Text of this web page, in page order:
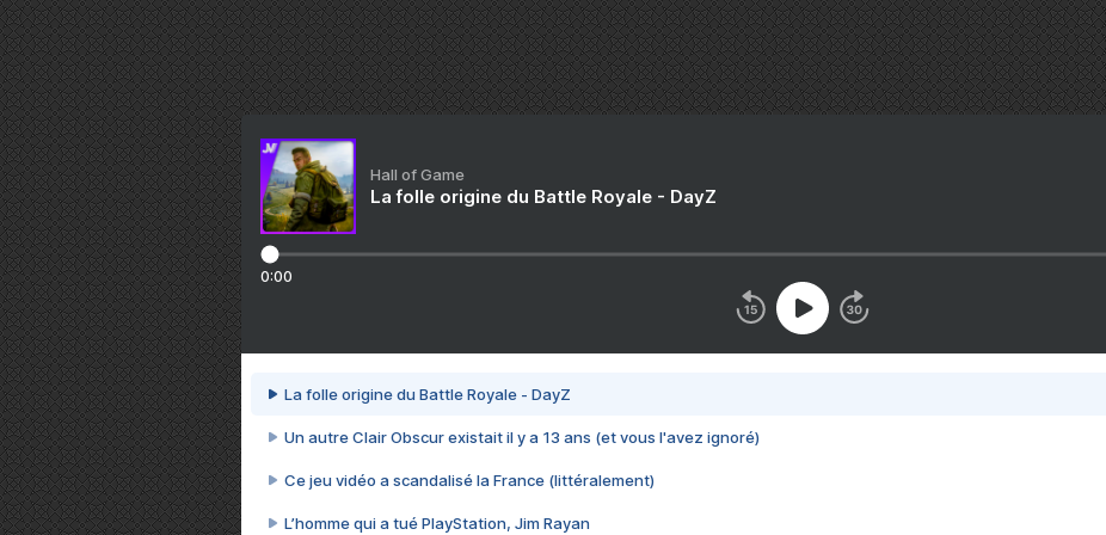
Hall of Game
La folle origine du Battle Royale - DayZ
0:00
La folle origine du Battle Royale - DayZ
Un autre Clair Obscur existait il y a 13 ans (et vous l'avez ignoré)
Ce jeu vidéo a scandalisé la France (littéralement)
L’homme qui a tué PlayStation, Jim Rayan